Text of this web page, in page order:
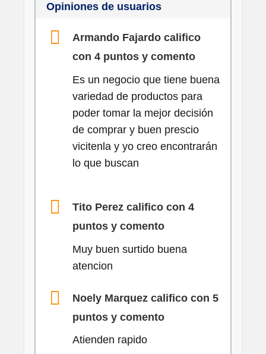
Opiniones de usuarios
Armando Fajardo califico
con 4 puntos y comento
Es un negocio que tiene buena
variedad de productos para
poder tomar la mejor decisión
de comprar y buen prescio
vicitenla y yo creo encontrarán
lo que buscan
Tito Perez califico con 4
puntos y comento
Muy buen surtido buena
atencion
Noely Marquez califico con 5
puntos y comento
Atienden rapido